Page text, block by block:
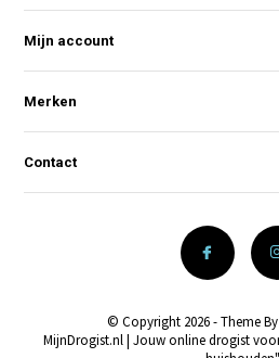
Mijn account
Merken
Contact
© Copyright 2026 - Theme By
MijnDrogist.nl | Jouw online drogist